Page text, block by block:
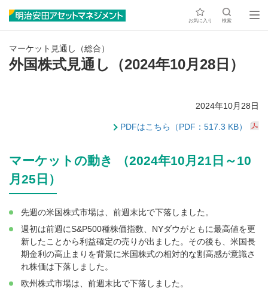
お気に入り 検索
マーケット見通し（総合）
外国株式見通し（2024年10月28日）
2024年10月28日
PDFはこちら（PDF：517.3 KB）
マーケットの動き （2024年10月21日～10
月25日）
先週の米国株式市場は、前週末比で下落しました。
週初は前週にS&P500種株価指数、NYダウがともに最高値を更
新したことから利益確定の売りが出ました。その後も、米国長
期金利の高止まりを背景に米国株式の相対的な割高感が意識さ
れ株価は下落しました。
欧州株式市場は、前週末比で下落しました。